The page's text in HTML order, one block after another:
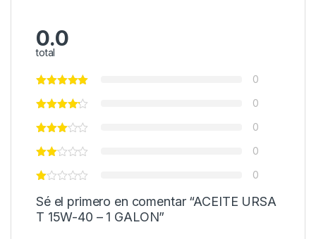
0.0
total
0
0
0
0
0
Sé el primero en comentar “ACEITE URSA
T 15W-40 – 1 GALON”